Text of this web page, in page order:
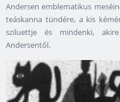
Andersen emblematikus
teáskanna tündére, a kis
sziluettje és mindenki,
Andersentől.